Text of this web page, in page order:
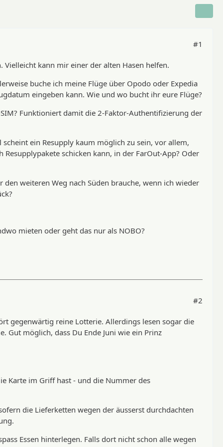
#1
kann mir einer der alten Hasen helfen.
buche ich meine Flüge über Opodo oder Expedia
eingeben kann. Wie und wo bucht ihr eure Flüge?
Funktioniert damit die 2-Faktor-Authentifizierung der
ein Resupply kaum möglich zu sein, vor allem,
schicken kann, in der FarOut-App? Oder
weiteren Weg nach Süden brauche, wenn ich wieder
mieten oder geht das nur als NOBO?
#2
gegenwärtig reine Lotterie. Allerdings lesen sogar die
Gut möglich, dass Du Ende Juni wie ein Prinz
Karte im Griff hast - und die Nummer des
die Lieferketten wegen der äusserst durchdachten
Essen hinterlegen. Falls dort nicht schon alle wegen